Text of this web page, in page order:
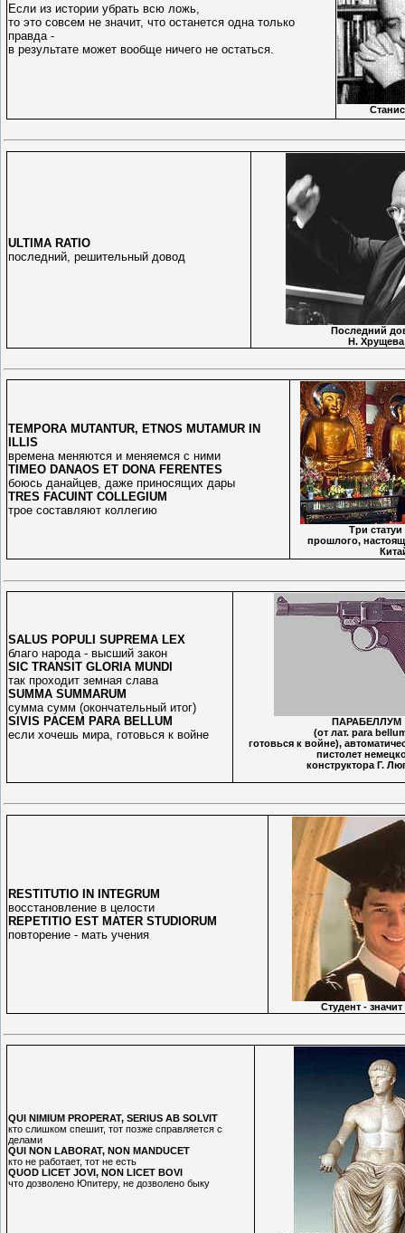
Если из истории убрать всю ложь,
то это совсем не значит, что останется одна только
правда -
в результате может вообще ничего не остаться.
ULTIMA RATIO
последний, решительный довод
Последний
Н. Хрущева
TEMPORA MUTANTUR, ETNOS MUTAMUR IN
ILLIS
времена меняются и меняемся с ними
TIMEO DANAOS ET DONA FERENTES
боюсь данайцев, даже приносящих дары
TRES FACUINT COLLEGIUM
трое составляют коллегию
Три
прошлого,
SALUS POPULI SUPREMA LEX
благо народа - высший закон
SIC TRANSIT GLORIA MUNDI
так проходит земная слава
SUMMA SUMMARUM
сумма сумм (окончательный итог)
SIVIS PACEM PARA BELLUM
если хочешь мира, готовься к войне
ПАРАБЕЛЛУМ
(от лат. para
готовься к войне),
пистолет
конструктора Г.
RESTITUTIO IN INTEGRUM
восстановление в целости
REPETITIO EST MATER STUDIORUM
повторение - мать учения
Студент -
QUI NIMIUM PROPERAT, SERIUS AB SOLVIT
кто слишком спешит, тот позже справляется с
делами
QUI NON LABORAT, NON MANDUCET
кто не работает, тот не есть
QUOD LICET JOVI, NON LICET BOVI
что дозволено Юпитеру, не дозволено быку